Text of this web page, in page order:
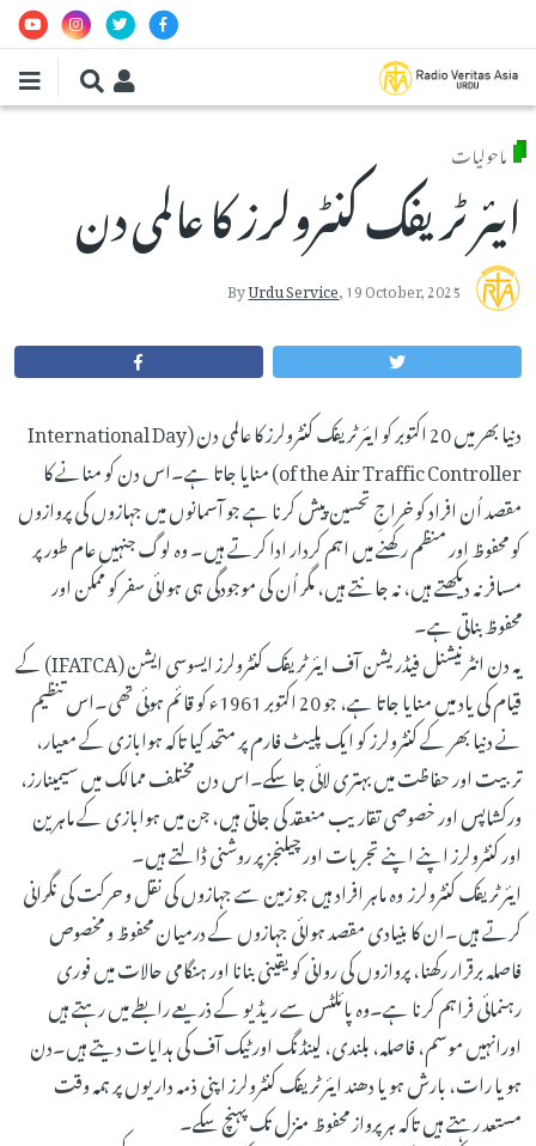
ماحولیات
ایئر ٹریفک کنٹرولرز کا عالمی دن
ByUrdu Service,19 October, 2025
دنیا بھر میں 20 اکتوبر کو ایئر ٹریفک کنٹرولرز کا عالمی دن (International Day
of the Air Traffic Controller) منایا جاتا ہے۔اس دن کو منانے کا
مقصد اُن افراد کو خراجِ تحسین پیش کرنا ہے جو آسمانوں میں جہازوں کی پروازوں
کو محفوظ اور منظم رکھنے میں اہم کردار ادا کرتے ہیں۔ وہ لوگ جنہیں عام طور پر
مسافر نہ دیکھتے ہیں، نہ جانتے ہیں، مگر اُن کی موجودگی ہی ہوائی سفر کو ممکن اور
محفوظ بناتی ہے۔
یہ دن انٹرنیشنل فیڈریشن آف ایئر ٹریفک کنٹرولرز ایسوسی ایشن (IFATCA) کے
قیام کی یاد میں منایا جاتا ہے، جو 20 اکتوبر 1961ء کو قائم ہوئی تھی۔اس تنظیم
نے دنیا بھر کے کنٹرولرز کو ایک پلیٹ فارم پر متحد کیا تاکہ ہوابازی کے معیار،
تربیت اور حفاظت میں بہتری لائی جا سکے۔اس دن مختلف ممالک میں سیمینارز،
ورکشاپس اور خصوصی تقاریب منعقد کی جاتی ہیں، جن میں ہوابازی کے ماہرین
اور کنٹرولرز اپنے اپنے تجربات اور چیلنجز پر روشنی ڈالتے ہیں۔
ایئر ٹریفک کنٹرولرز وہ ماہر افراد ہیں جو زمین سے جہازوں کی نقل و حرکت کی نگرانی
کرتے ہیں۔ان کا بنیادی مقصد ہوائی جہازوں کے درمیان محفوظ و مخصوص
فاصلہ برقرار رکھنا، پروازوں کی روانی کو یقینی بنانا اور ہنگامی حالات میں فوری
رہنمائی فراہم کرنا ہے۔وہ پائلٹس سے ریڈیو کے ذریعے رابطے میں رہتے ہیں
اورانہیں موسم، فاصلہ، بلندی، لینڈنگ اور ٹیک آف کی ہدایات دیتے ہیں۔دن
ہو یا رات، بارش ہو یا دھند ایئر ٹریفک کنٹرولرز اپنی ذمہ داریوں پر ہمہ وقت
مستعد رہتے ہیں تاکہ ہر پرواز محفوظ منزل تک پہنچ سکے۔